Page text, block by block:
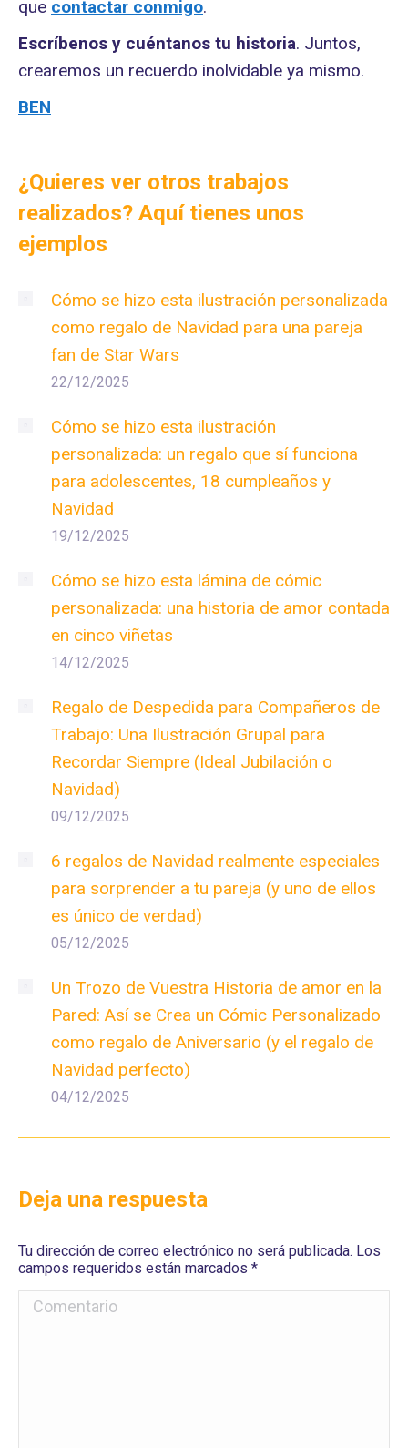
que contactar conmigo.
Escríbenos y cuéntanos tu historia. Juntos,
crearemos un recuerdo inolvidable ya mismo.
BEN
¿Quieres ver otros trabajos
realizados? Aquí tienes unos
ejemplos
Cómo se hizo esta ilustración personalizada
como regalo de Navidad para una pareja
fan de Star Wars
22/12/2025
Cómo se hizo esta ilustración
personalizada: un regalo que sí funciona
para adolescentes, 18 cumpleaños y
Navidad
19/12/2025
Cómo se hizo esta lámina de cómic
personalizada: una historia de amor contada
en cinco viñetas
14/12/2025
Regalo de Despedida para Compañeros de
Trabajo: Una Ilustración Grupal para
Recordar Siempre (Ideal Jubilación o
Navidad)
09/12/2025
6 regalos de Navidad realmente especiales
para sorprender a tu pareja (y uno de ellos
es único de verdad)
05/12/2025
Un Trozo de Vuestra Historia de amor en la
Pared: Así se Crea un Cómic Personalizado
como regalo de Aniversario (y el regalo de
Navidad perfecto)
04/12/2025
Deja una respuesta
Tu dirección de correo electrónico no será publicada. Los
campos requeridos están marcados *
Comentario